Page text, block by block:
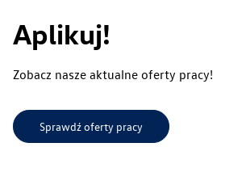
Aplikuj!
Zobacz nasze aktualne oferty pracy!
Sprawdź oferty pracy